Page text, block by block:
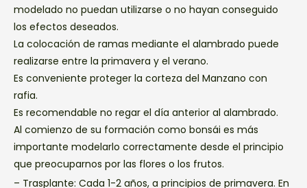
modelado no puedan utilizarse o no hayan conseguido
los efectos deseados.
La colocación de ramas mediante el alambrado puede
realizarse entre la primavera y el verano.
Es conveniente proteger la corteza del Manzano con
rafia.
Es recomendable no regar el día anterior al alambrado.
Al comienzo de su formación como bonsái es más
importante modelarlo correctamente desde el principio
que preocuparnos por las flores o los frutos.
– Trasplante: Cada 1-2 años, a principios de primavera. En